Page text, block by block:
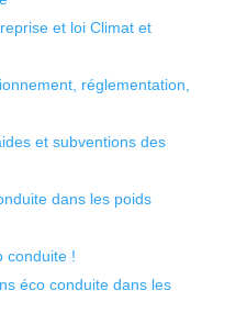
et loi Climat et
réglementation,
et subventions des
dans les poids
conduite !
éco conduite dans les